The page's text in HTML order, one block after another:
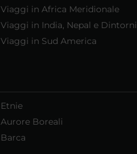
Viaggi in Africa Meridionale
Viaggi in India, Nepal e Dintorni
Viaggi in Sud America
Etnie
Aurore Boreali
Barca